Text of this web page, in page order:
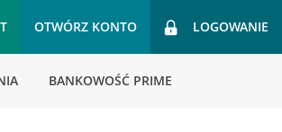
OTWÓRZ KONTO LOGOWANIE
BANKOWOŚĆ PRIME